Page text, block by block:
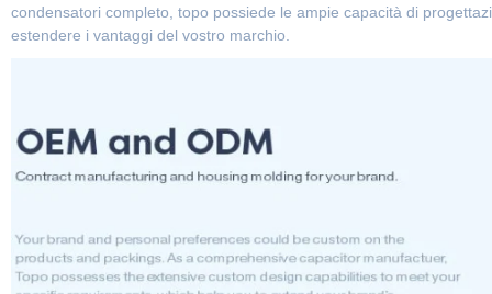
condensatori completo, topo possiede le ampie capacità di
estendere i vantaggi del vostro marchio.